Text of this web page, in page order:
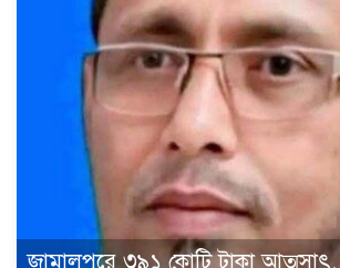
জামালপুরে ৩৯১ কোটি টাকা আত্মসাৎ,